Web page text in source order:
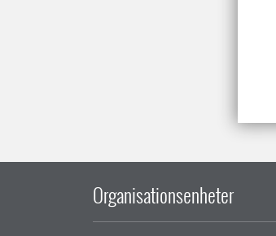
Organisationsenheter